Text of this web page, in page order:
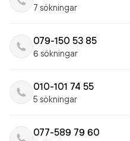
7 sökningar
079-150 53 85
6 sökningar
010-101 74 55
5 sökningar
077-589 79 60